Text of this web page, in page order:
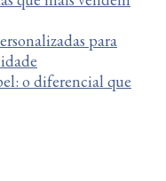
para
o diferencial que